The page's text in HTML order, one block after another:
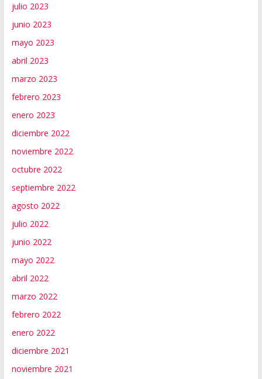
julio 2023
junio 2023
mayo 2023
abril 2023
marzo 2023
febrero 2023
enero 2023
diciembre 2022
noviembre 2022
octubre 2022
septiembre 2022
agosto 2022
julio 2022
junio 2022
mayo 2022
abril 2022
marzo 2022
febrero 2022
enero 2022
diciembre 2021
noviembre 2021